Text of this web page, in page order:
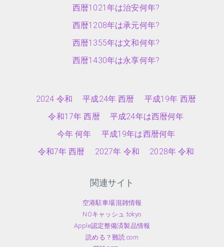
西暦1021年は治安何年?
西暦1208年は承元何年?
西暦1355年は文和何年?
西暦1430年は永享何年?
2024 令和 平成24年 西暦
平成19年 西暦
令和17年 西暦
平成24年は西暦何年
今年 何年
平成19年は西暦何年
令和7年 西暦
2027年 令和 2028年 令和
関連サイト
空港駐車場混雑情報
NOキャッシュ.tokyo
Apple認定整備済製品情報
読める？難読.com